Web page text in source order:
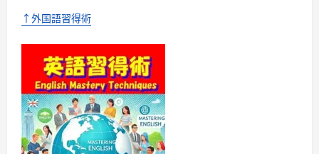
↑外国語習得術